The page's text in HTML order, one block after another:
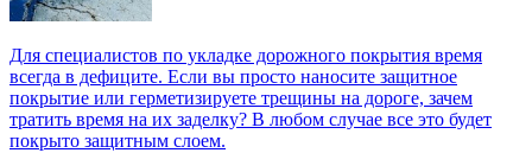
Для специалистов по укладке дорожного покрытия время
всегда в дефиците. Если вы просто наносите защитное
покрытие или герметизируете трещины на дороге, зачем
тратить время на их заделку? В любом случае все это будет
покрыто защитным слоем.